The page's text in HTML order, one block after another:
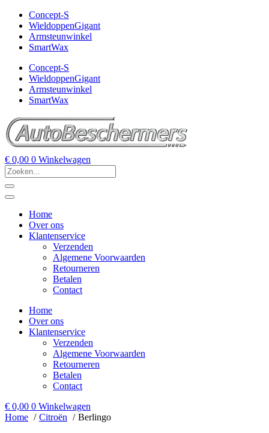
Concept-S
WieldoppenGigant
Armsteunwinkel
SmartWax
Concept-S
WieldoppenGigant
Armsteunwinkel
SmartWax
€ 0,00 0 Winkelwagen
Home
Over ons
Klantenservice
Verzenden
Algemene Voorwaarden
Retourneren
Betalen
Contact
Home
Over ons
Klantenservice
Verzenden
Algemene Voorwaarden
Retourneren
Betalen
Contact
€ 0,00 0 Winkelwagen
Home
Citroën Berlingo